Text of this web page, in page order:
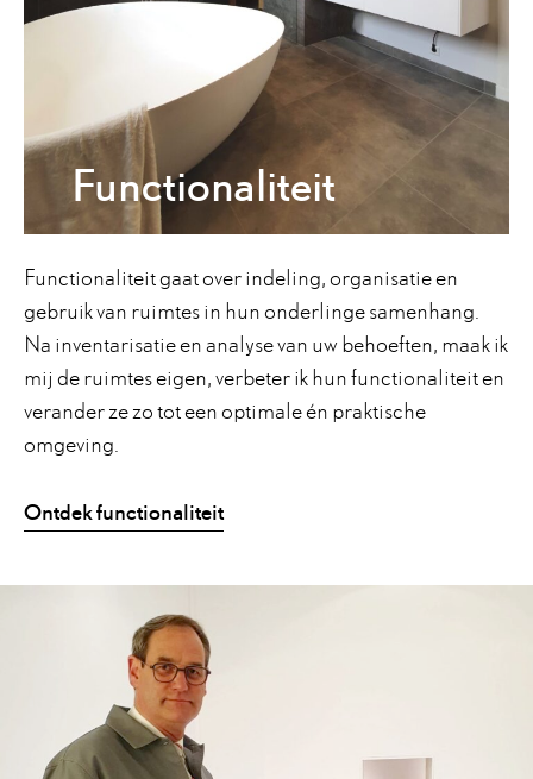
Functionaliteit
Functionaliteit gaat over indeling, organisatie en
gebruik van ruimtes in hun onderlinge samenhang.
Na inventarisatie en analyse van uw behoeften, maak ik
mij de ruimtes eigen, verbeter ik hun functionaliteit en
verander ze zo tot een optimale én praktische
omgeving.
Ontdek functionaliteit